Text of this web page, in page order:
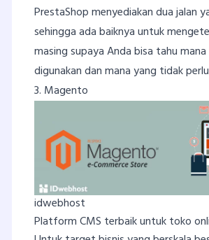
PrestaShop menyediakan dua jalan
sehingga ada baiknya untuk
masing supaya Anda bisa tahu
digunakan dan mana yang tidak
3. Magento
idwebhost
Platform CMS terbaik untuk toko